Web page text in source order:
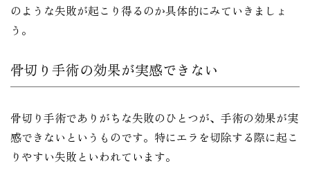
のような失敗が起こり得るのか具体的にみていきましょ
う。
骨切り手術の効果が実感できない
骨切り手術でありがちな失敗のひとつが、手術の効果が実
感できないというものです。特にエラを切除する際に起こ
りやすい失敗といわれています。